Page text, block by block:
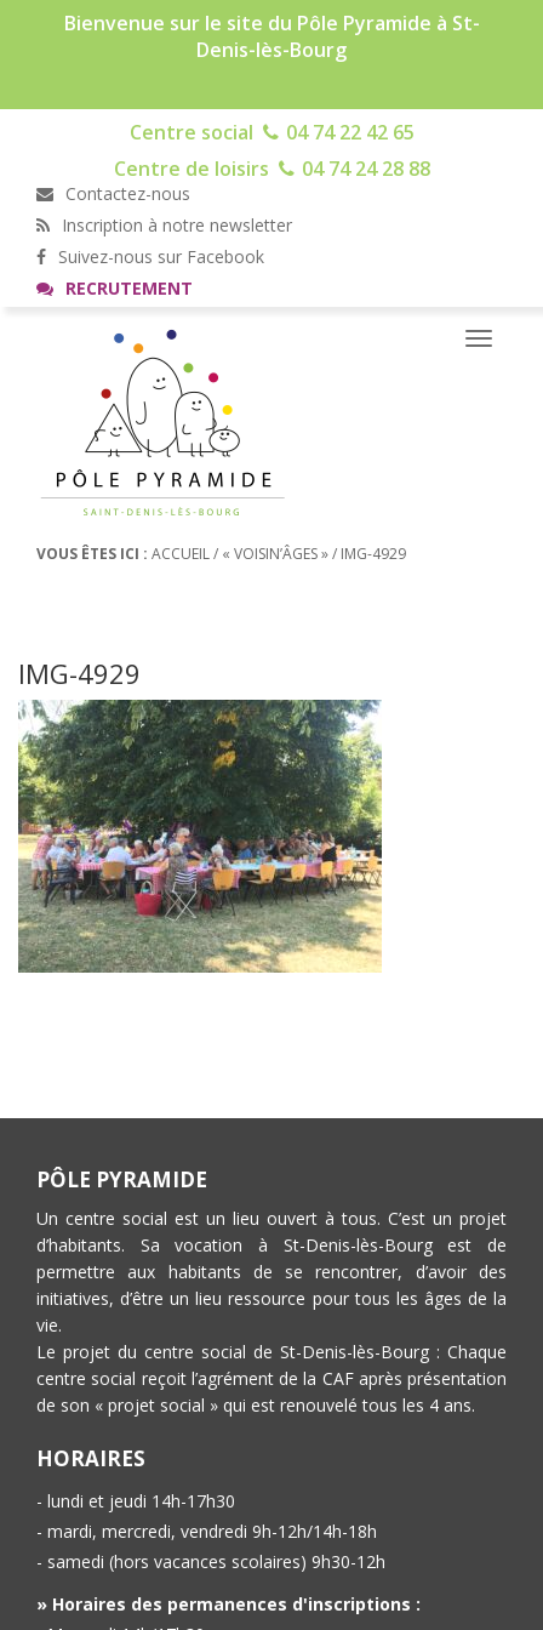
Bienvenue sur le site du Pôle Pyramide à St-
Denis-lès-Bourg
Centre social
04 74 22 42 65
Centre de loisirs
04 74 24 28 88
Contactez-nous
Inscription à notre newsletter
Suivez-nous sur Facebook
RECRUTEMENT
Toggle
VOUS ÊTES ICI : ACCUEIL/ « VOISIN’ÂGES »/ IMG-4929
IMG-4929
PÔLE PYRAMIDE
Un centre social est un lieu ouvert à tous. C’est un projet
d’habitants. Sa vocation à St-Denis-lès-Bourg est de
permettre aux habitants de se rencontrer, d’avoir des
initiatives, d’être un lieu ressource pour tous les âges de la
vie.
Le projet du centre social de St-Denis-lès-Bourg : Chaque
centre social reçoit l’agrément de la CAF après présentation
de son « projet social » qui est renouvelé tous les 4 ans.
HORAIRES
- lundi et jeudi 14h-17h30
- mardi, mercredi, vendredi 9h-12h/14h-18h
- samedi (hors vacances scolaires) 9h30-12h
» Horaires des permanences d'inscriptions :